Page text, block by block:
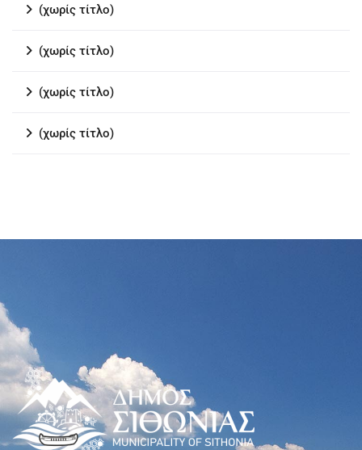
(χωρίς τίτλο)
(χωρίς τίτλο)
(χωρίς τίτλο)
(χωρίς τίτλο)